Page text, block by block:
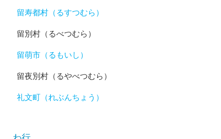
留寿都村（るすつむら）
留別村（るべつむら）
留萌市（るもいし）
留夜別村（るやべつむら）
礼文町（れぶんちょう）